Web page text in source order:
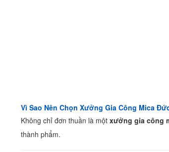
Vì Sao Nên Chọn Xưởng Gia Công Mica
Không chỉ đơn thuần là một xưởng gia công
thành phẩm.